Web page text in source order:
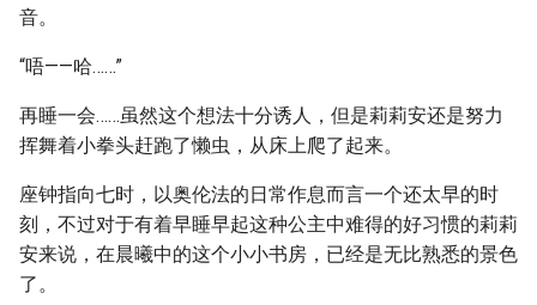
音。
“唔——哈……”
再睡一会……虽然这个想法十分诱人，但是莉莉安还是努力
挥舞着小拳头赶跑了懒虫，从床上爬了起来。
座钟指向七时，以奥伦法的日常作息而言一个还太早的时
刻，不过对于有着早睡早起这种公主中难得的好习惯的莉莉
安来说，在晨曦中的这个小小书房，已经是无比熟悉的景色
了。